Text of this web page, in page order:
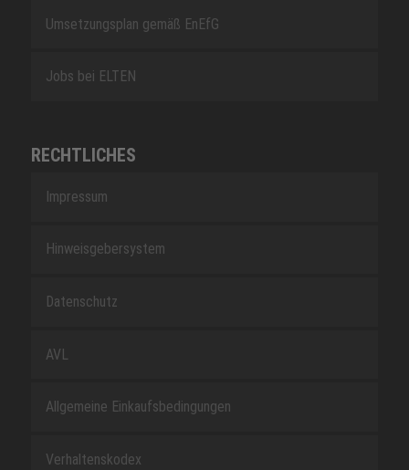
Umsetzungsplan gemäß EnEfG
Jobs bei ELTEN
RECHTLICHES
Impressum
Hinweisgebersystem
Datenschutz
AVL
Allgemeine Einkaufsbedingungen
Verhaltenskodex